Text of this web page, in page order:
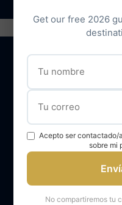
El equipo
Get our free 2026
Acepto ser contactado/
sobre mi
No compartiremos tu